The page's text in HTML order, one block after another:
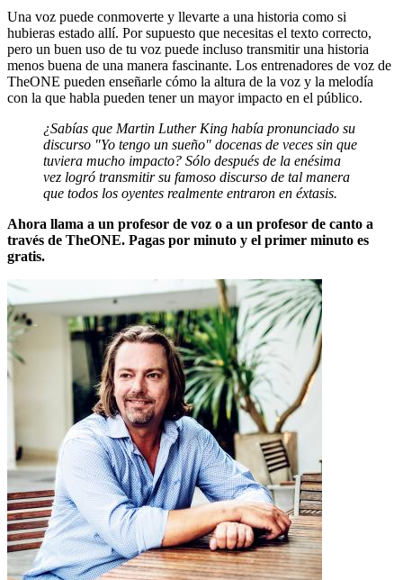
Una voz puede conmoverte y llevarte a una historia como si
hubieras estado allí. Por supuesto que necesitas el texto correcto,
pero un buen uso de tu voz puede incluso transmitir una historia
menos buena de una manera fascinante. Los entrenadores de voz de
TheONE pueden enseñarle cómo la altura de la voz y la melodía
con la que habla pueden tener un mayor impacto en el público.
¿Sabías que Martin Luther King había pronunciado su
discurso "Yo tengo un sueño" docenas de veces sin que
tuviera mucho impacto? Sólo después de la enésima
vez logró transmitir su famoso discurso de tal manera
que todos los oyentes realmente entraron en éxtasis.
Ahora llama a un profesor de voz o a un profesor de canto a
través de TheONE. Pagas por minuto y el primer minuto es
gratis.